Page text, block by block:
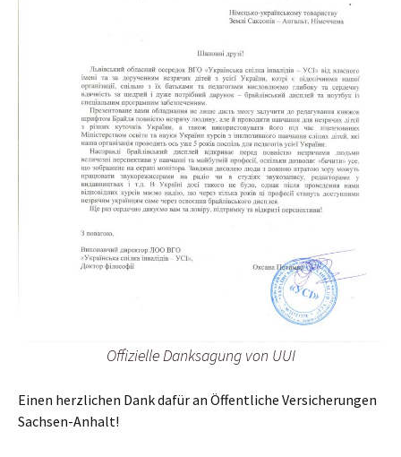
Offizielle Danksagung von UUI
Einen herzlichen Dank dafür an Öffentliche Versicherungen
Sachsen-Anhalt!